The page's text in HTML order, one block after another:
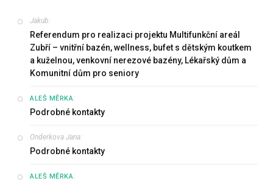
Jakub:
Referendum pro realizaci projektu Multifunkční areál
Zubří – vnitřní bazén, wellness, bufet s dětským koutkem
a kuželnou, venkovní nerezové bazény, Lékařský dům a
Komunitní dům pro seniory
ALEŠ MĚRKA:
Podrobné kontakty
Onderkova Jana:
Podrobné kontakty
ALEŠ MĚRKA: